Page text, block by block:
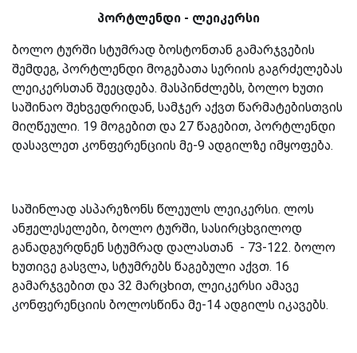
პორტლენდი - ლეიკერსი
ბოლო ტურში სტუმრად ბოსტონთან გამარჯვების
შემდეგ, პორტლენდი მოგებათა სერიის გაგრძელებას
ლეიკერსთან შეეცდება. მასპინძლებს, ბოლო ხუთი
საშინაო შეხვედრიდან, სამჯერ აქვთ წარმატებისთვის
მიღწეული. 19 მოგებით და 27 წაგებით, პორტლენდი
დასავლეთ კონფერენციის მე-9 ადგილზე იმყოფება.
საშინლად ასპარეზონს წლეულს ლეიკერსი. ლოს
ანჟელესელები, ბოლო ტურში, სასირცხვილოდ
განადგურდნენ სტუმრად დალასთან - 73-122. ბოლო
ხუთივე გასვლა, სტუმრებს წაგებული აქვთ. 16
გამარჯვებით და 32 მარცხით, ლეიკერსი ამავე
კონფერენციის ბოლოსწინა მე-14 ადგილს იკავებს.